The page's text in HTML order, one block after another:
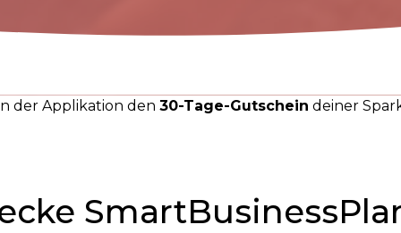
der Applikation den 30-Tage-Gutschein deiner